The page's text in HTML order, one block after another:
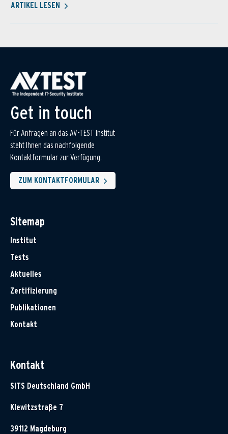
ARTIKEL LESEN
Get in touch
Für Anfragen an das AV-TEST Institut
steht Ihnen das nachfolgende
Kontaktformular zur Verfügung.
ZUM KONTAKTFORMULAR
Sitemap
Institut
Tests
Aktuelles
Zertifizierung
Publikationen
Kontakt
Kontakt
SITS Deutschland GmbH
Klewitzstraße 7
39112 Magdeburg